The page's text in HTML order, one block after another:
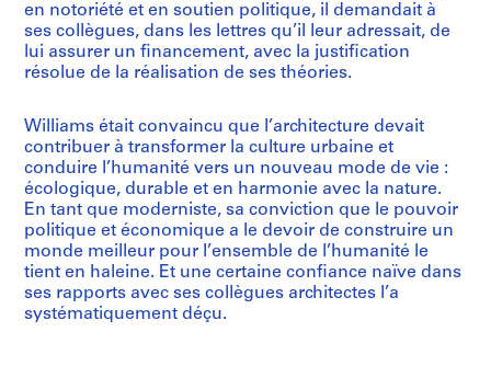
en notoriété et en soutien politique, il demandait à
ses collègues, dans les lettres qu’il leur adressait, de
lui assurer un financement, avec la justification
résolue de la réalisation de ses théories.
Williams était convaincu que l’architecture devait
contribuer à transformer la culture urbaine et
conduire l’humanité vers un nouveau mode de vie :
écologique, durable et en harmonie avec la nature.
En tant que moderniste, sa conviction que le pouvoir
politique et économique a le devoir de construire un
monde meilleur pour l’ensemble de l’humanité le
tient en haleine. Et une certaine confiance naïve dans
ses rapports avec ses collègues architectes l’a
systématiquement déçu.